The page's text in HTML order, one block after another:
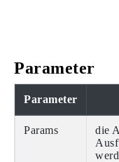
Parameter
Parameter
Params
die